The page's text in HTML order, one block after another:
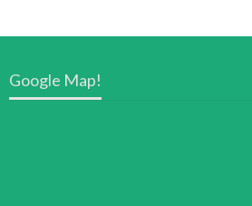
Google Map!